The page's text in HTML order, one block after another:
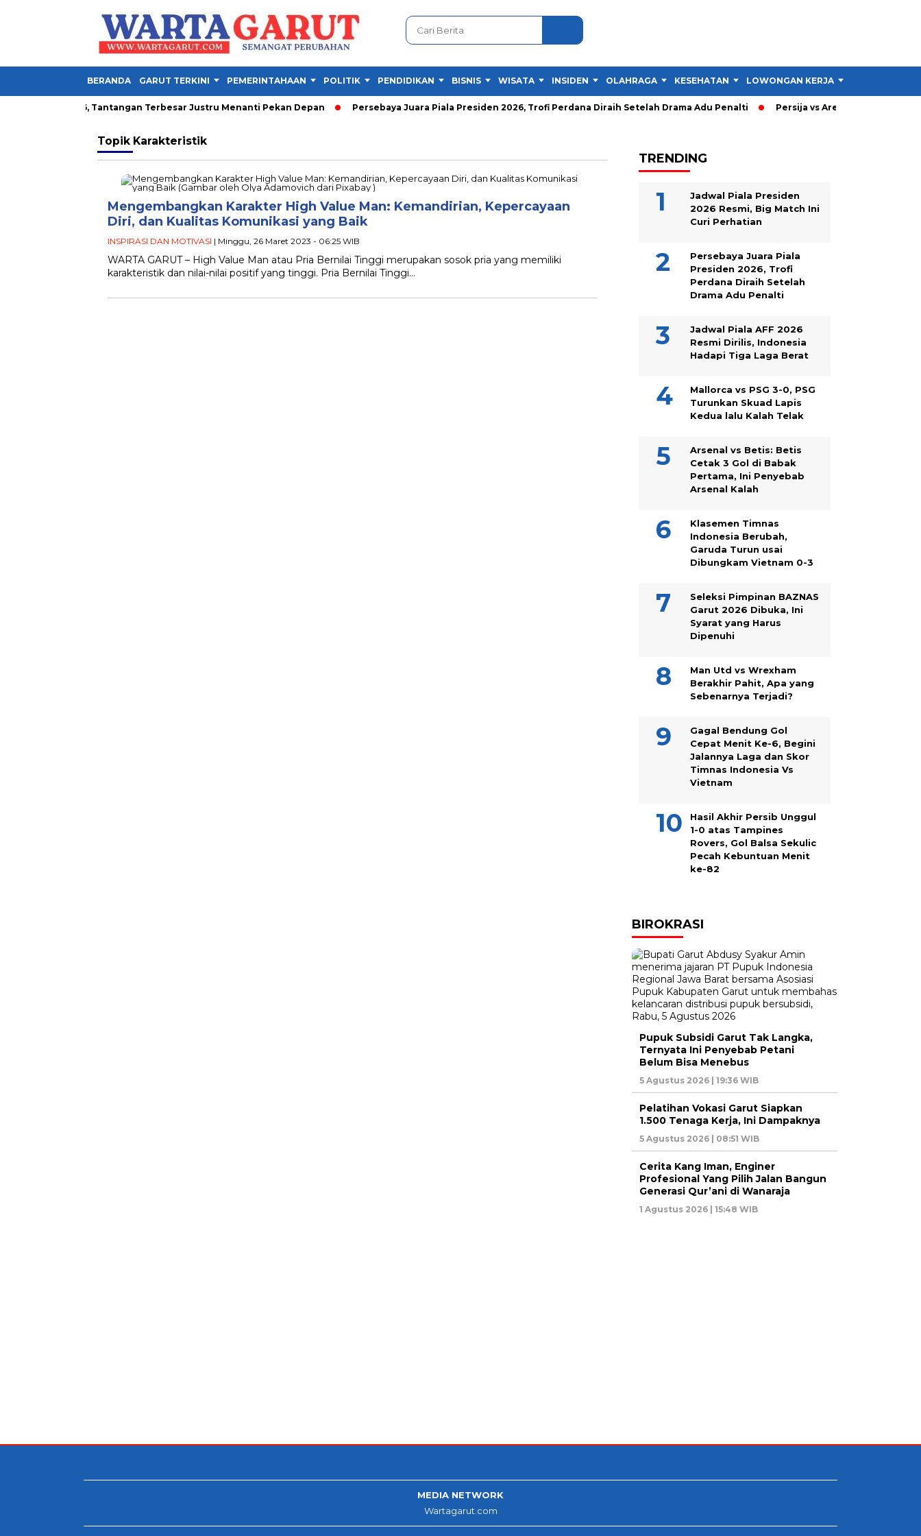
BERANDA GARUT TERKINI PEMERINTAHAAN POLITIK PENDIDIKAN BISNIS WISATA INSIDEN OLAHRAGA KESEHATAN LOWONGAN KERJA
Presiden 2026, Tantangan Terbesar Justru Menanti Pekan Depan Persebaya Juara Piala Presiden 2026, Trofi Perdana Diraih Setelah Drama Adu Penalti Persija vs Arema: Persija Menang
Topik Karakteristik
Mengembangkan Karakter High Value Man: Kemandirian, Kepercayaan
Diri, dan Kualitas Komunikasi yang Baik
INSPIRASI DAN MOTIVASI | Minggu, 26 Maret 2023 - 06:25 WIB
WARTA GARUT – High Value Man atau Pria Bernilai Tinggi merupakan sosok pria yang memiliki
karakteristik dan nilai-nilai positif yang tinggi. Pria Bernilai Tinggi…
TRENDING
Jadwal Piala Presiden
2026 Resmi, Big Match Ini
Curi Perhatian
Persebaya Juara Piala
Presiden 2026, Trofi
Perdana Diraih Setelah
Drama Adu Penalti
Jadwal Piala AFF 2026
Resmi Dirilis, Indonesia
Hadapi Tiga Laga Berat
Mallorca vs PSG 3-0, PSG
Turunkan Skuad Lapis
Kedua lalu Kalah Telak
Arsenal vs Betis: Betis
Cetak 3 Gol di Babak
Pertama, Ini Penyebab
Arsenal Kalah
Klasemen Timnas
Indonesia Berubah,
Garuda Turun usai
Dibungkam Vietnam 0-3
Seleksi Pimpinan BAZNAS
Garut 2026 Dibuka, Ini
Syarat yang Harus
Dipenuhi
Man Utd vs Wrexham
Berakhir Pahit, Apa yang
Sebenarnya Terjadi?
Gagal Bendung Gol
Cepat Menit Ke-6, Begini
Jalannya Laga dan Skor
Timnas Indonesia Vs
Vietnam
Hasil Akhir Persib Unggul
1-0 atas Tampines
Rovers, Gol Balsa Sekulic
Pecah Kebuntuan Menit
ke-82
BIROKRASI
Pupuk Subsidi Garut Tak Langka,
Ternyata Ini Penyebab Petani
Belum Bisa Menebus
5 Agustus 2026 | 19:36 WIB
Pelatihan Vokasi Garut Siapkan
1.500 Tenaga Kerja, Ini Dampaknya
5 Agustus 2026 | 08:51 WIB
Cerita Kang Iman, Enginer
Profesional Yang Pilih Jalan Bangun
Generasi Qur’ani di Wanaraja
1 Agustus 2026 | 15:48 WIB
MEDIA NETWORK
Wartagarut.com